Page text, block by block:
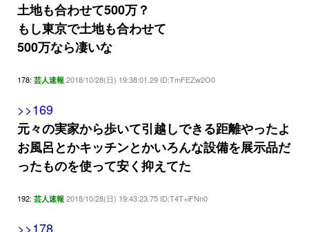
土地も合わせて500万？
もし東京で土地も合わせて
500万なら凄いな
178: 芸人速報 2018/10/28(日) 19:38:01.29 ID:TmFEZw2O0
>>169
元々の実家から歩いて引越しできる距離やったよ
お風呂とかキッチンとかいろんな設備を展示品だ
ったものを使って安く抑えてた
192: 芸人速報 2018/10/28(日) 19:43:23.75 ID:T4T+iFNn0
>>178